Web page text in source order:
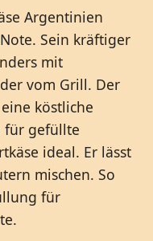
Argentinien
Sein kräftiger
mit
vom Grill. Der
köstliche
für gefüllte
ideal. Er lässt
mischen. So
für